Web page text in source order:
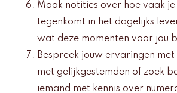
Maak notities over hoe vaak
tegenkomt in het dagelijks
wat deze momenten voor jou
Bespreek jouw ervaringen
met gelijkgestemden of zoek
iemand met kennis over